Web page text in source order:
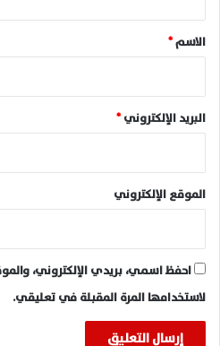
*
الاسم*
البريد الإلكتروني*
الموقع الإلكتروني
احفظ اسمي، بريدي الإلكتروني،
لاستخدامها المرة المقبلة في تعليقي.